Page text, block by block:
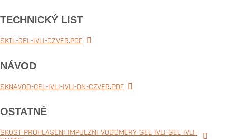
TECHNICKÝ LIST
SKTL-GEL-IVLI-CZVER.PDF
NÁVOD
SKNAVOD-GEL-IVLI-IVLI-DN-CZVER.PDF
OSTATNÉ
SKOST-PROHLASENI-IMPULZNI-VODOMERY-GEL-IVLI-GEL-IVLI-